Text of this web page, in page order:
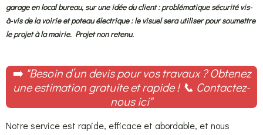
garage en local bureau, sur une idée du client : problématique sécurité vis-
à-vis de la voirie et poteau électrique : le visuel sera utiliser pour soumettre
le projet à la mairie. Projet non retenu.
➡️ "Besoin d’un devis pour vos travaux ? Obtenez
une estimation gratuite et rapide ! 📞 Contactez-
nous ici"
Notre service est rapide, efficace et abordable, et nous